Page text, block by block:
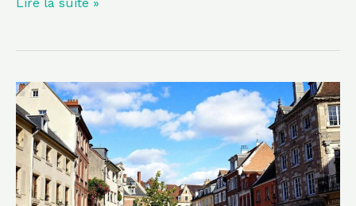
Moins
réputée
que
Paris,
cette